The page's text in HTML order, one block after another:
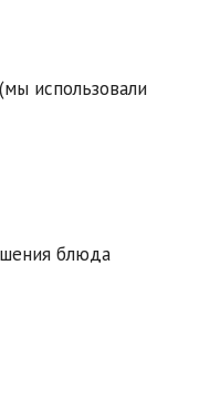
использовали
блюда